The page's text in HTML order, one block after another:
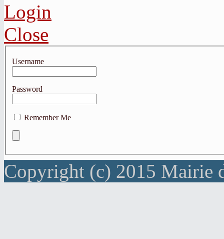
Login
Close
Username
Password
Remember Me
Copyright (c) 2015 Mairie